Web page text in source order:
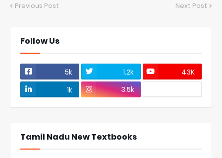
Previous Post Next Post
Follow Us
5k 1.2k
43K
1k
3.5k
Tamil Nadu New Textbooks